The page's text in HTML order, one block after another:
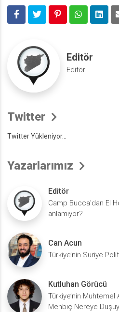
Editör
Editör
Twitter
Twitter Yükleniyor...
Yazarlarımız
Editör
Camp Bucca'dan El
anlamıyor?
Can Acun
Türkiye’nin Suriye
Kutluhan Görücü
Türkiye’nin
Menbiç Nereye